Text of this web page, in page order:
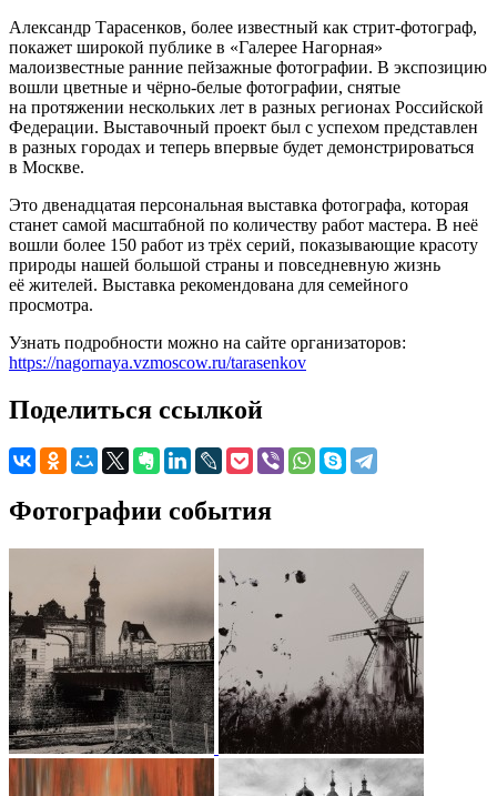
Александр Тарасенков, более известный как стрит-фотограф,
покажет широкой публике в «Галерее Нагорная»
малоизвестные ранние пейзажные фотографии. В экспозицию
вошли цветные и чёрно-белые фотографии, снятые
на протяжении нескольких лет в разных регионах Российской
Федерации. Выставочный проект был с успехом представлен
в разных городах и теперь впервые будет демонстрироваться
в Москве.
Это двенадцатая персональная выставка фотографа, которая
станет самой масштабной по количеству работ мастера. В неё
вошли более 150 работ из трёх серий, показывающие красоту
природы нашей большой страны и повседневную жизнь
её жителей. Выставка рекомендована для семейного
просмотра.
Узнать подробности можно на сайте организаторов:
https://nagornaya.vzmoscow.ru/tarasenkov
Поделиться ссылкой
Фотографии события